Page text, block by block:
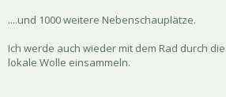
....und 1000 weitere Nebenschauplätze.
Ich werde auch wieder mit dem Rad durch
lokale Wolle einsammeln.